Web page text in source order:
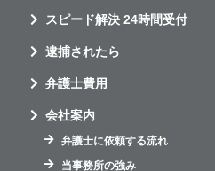
スピード解決 24時間受付
逮捕されたら
弁護士費用
会社案内
弁護士に依頼する流れ
当事務所の強み